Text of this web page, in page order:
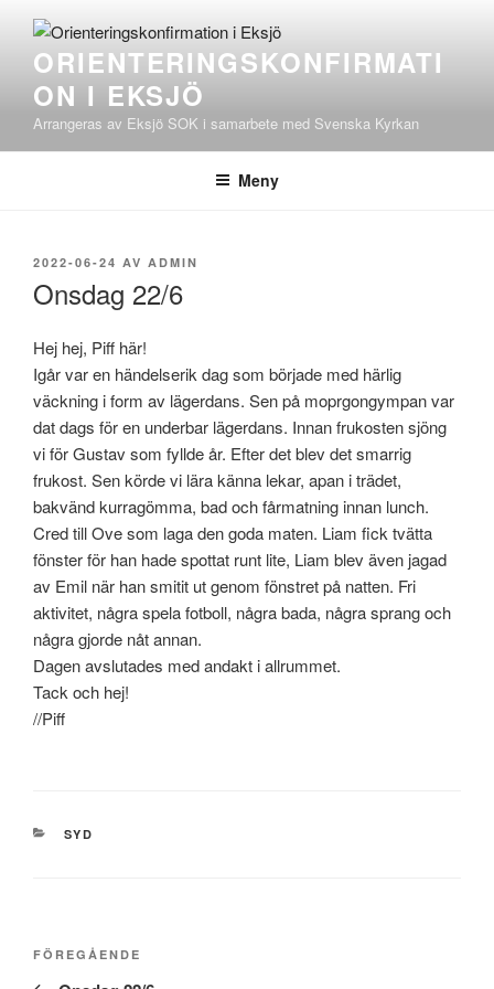
innehållORIENTERINGSKONFIRMATI
ON I EKSJÖ
Arrangeras av Eksjö SOK i samarbete med Svenska Kyrkan
Meny
PUBLICERAT
2022-06-24 AV ADMIN
Onsdag 22/6
Hej hej, Piff här!
Igår var en händelserik dag som började med härlig
väckning i form av lägerdans. Sen på moprgongympan var
dat dags för en underbar lägerdans. Innan frukosten sjöng
vi för Gustav som fyllde år. Efter det blev det smarrig
frukost. Sen körde vi lära känna lekar, apan i trädet,
bakvänd kurragömma, bad och fårmatning innan lunch.
Cred till Ove som laga den goda maten. Liam fick tvätta
fönster för han hade spottat runt lite, Liam blev även jagad
av Emil när han smitit ut genom fönstret på natten. Fri
aktivitet, några spela fotboll, några bada, några sprang och
några gjorde nåt annan.
Dagen avslutades med andakt i allrummet.
Tack och hej!
//Piff
KATEGORIER
SYD
Inläggsnavigering
Föregående
inlägg
FÖREGÅENDE